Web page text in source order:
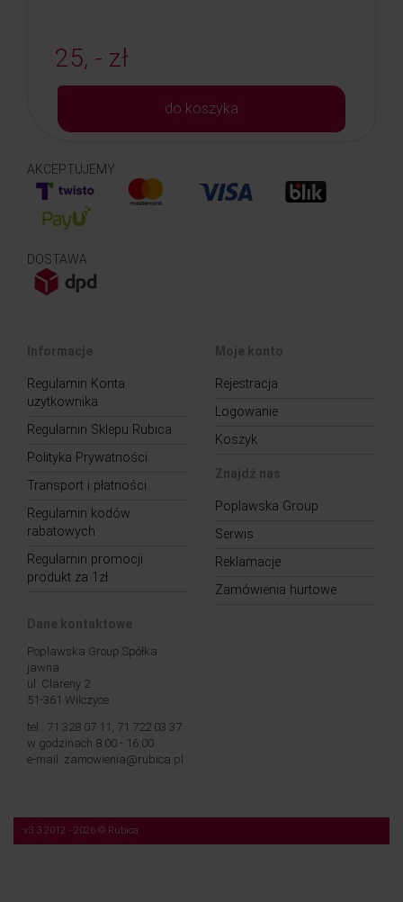
25, - zł
do koszyka
AKCEPTUJEMY
DOSTAWA
Informacje
Regulamin Konta
użytkownika
Regulamin Sklepu Rubica
Polityka Prywatności
Transport i płatności
Regulamin kodów
rabatowych
Regulamin promocji
produkt za 1zł
Moje konto
Rejestracja
Logowanie
Koszyk
Znajdź nas
Poplawska Group
Serwis
Reklamacje
Zamówienia hurtowe
Dane kontaktowe
Poplawska Group Spółka
jawna
ul. Clareny 2
51-361 Wilczyce
tel.: 71 328 07 11, 71 722 03 37
w godzinach 8:00 - 16:00
e-mail: zamowienia@rubica.pl
v3.3 2012 - 2026 © Rubica